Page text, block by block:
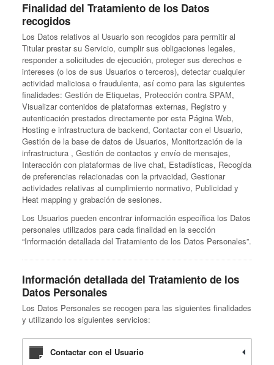
Finalidad del Tratamiento de los Datos
recogidos
Los Datos relativos al Usuario son recogidos para permitir al
Titular prestar su Servicio, cumplir sus obligaciones legales,
responder a solicitudes de ejecución, proteger sus derechos e
intereses (o los de sus Usuarios o terceros), detectar cualquier
actividad maliciosa o fraudulenta, así como para las siguientes
finalidades: Gestión de Etiquetas, Protección contra SPAM,
Visualizar contenidos de plataformas externas, Registro y
autenticación prestados directamente por esta Página Web,
Hosting e infrastructura de backend, Contactar con el Usuario,
Gestión de la base de datos de Usuarios, Monitorización de la
infrastructura , Gestión de contactos y envío de mensajes,
Interacción con plataformas de live chat, Estadísticas, Recogida
de preferencias relacionadas con la privacidad, Gestionar
actividades relativas al cumplimiento normativo, Publicidad y
Heat mapping y grabación de sesiones.
Los Usuarios pueden encontrar información específica los Datos
personales utilizados para cada finalidad en la sección
“Información detallada del Tratamiento de los Datos Personales”.
Información detallada del Tratamiento de los
Datos Personales
Los Datos Personales se recogen para las siguientes finalidades
y utilizando los siguientes servicios:
Contactar con el Usuario